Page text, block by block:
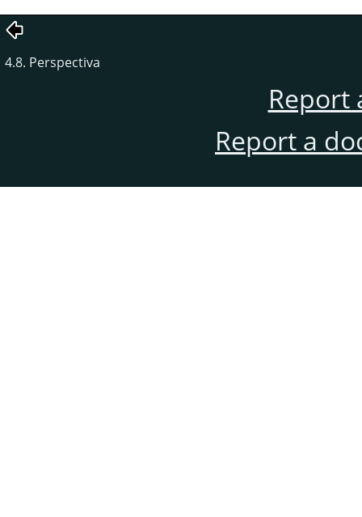
4.8. Perspectiva
Report
Report a